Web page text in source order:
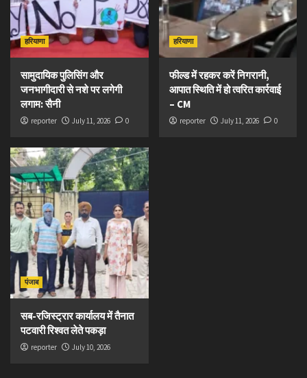
हरियाणा
सामुदायिक पुलिसिंग और
जनभागीदारी से नशे पर लगेगी
लगाम: सैनी
reporter July 11, 2026 0
हरियाणा
फील्ड में रहकर करें निगरानी,
आपात स्थिति में हो त्वरित कार्रवाई
– CM
reporter July 11, 2026 0
पंजाब
सब-रजिस्ट्रार कार्यालय में तैनात
पटवारी रिश्वत लेते पकड़ा
reporter July 10, 2026